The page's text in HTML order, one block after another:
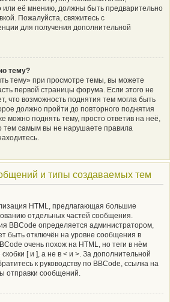
или её мнению, должны быть предварительно
Пожалуйста, свяжитесь с
для получения дополнительной
тему?
тему» при просмотре темы, вы можете
первой страницы форума. Если этого не
что возможность поднятия тем могла быть
должно пройти до повторного поднятия
можно поднять тему, просто ответив на неё,
тем самым вы не нарушаете правила
и типы создаваемых тем
HTML, предлагающая большие
отдельных частей сообщения.
BBCode определяется администратором,
быть отключён на уровне сообщения в
очень похож на HTML, но теги в нём
[ и ], а не в < и >. За дополнительной
к руководству по BBCode, ссылка на
отправки сообщений.